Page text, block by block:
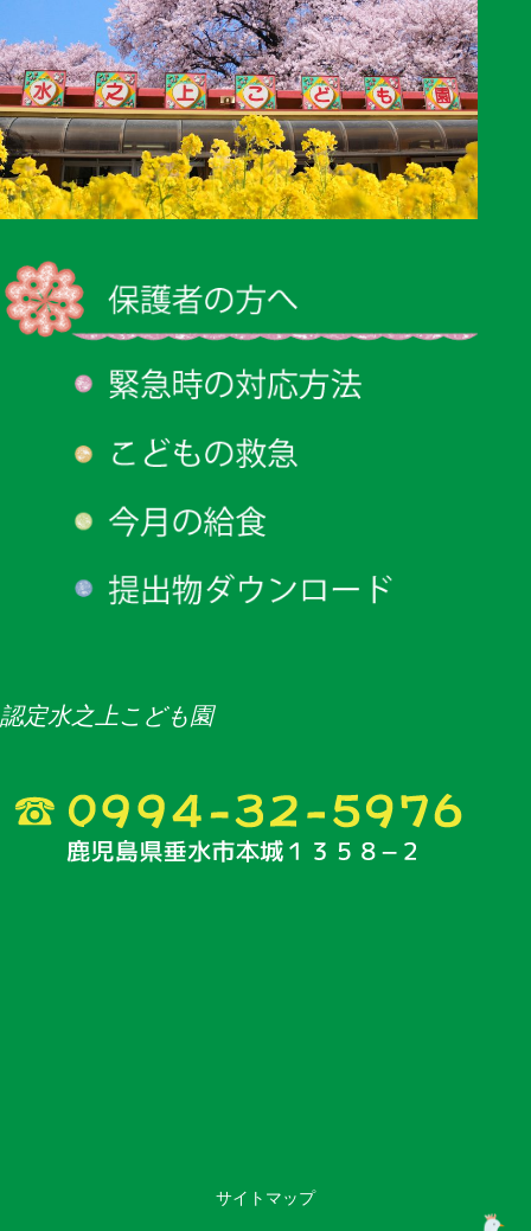
ン
認定水之上こども園
サイトマップ